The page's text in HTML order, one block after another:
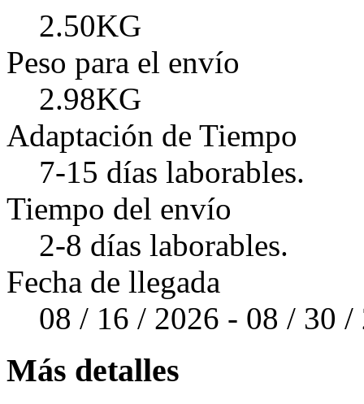
2.50KG
Peso para el envío
2.98KG
Adaptación de Tiempo
7-15 días laborables.
Tiempo del envío
2-8 días laborables.
Fecha de llegada
08 / 16 / 2026 - 08 / 30 /
Más detalles